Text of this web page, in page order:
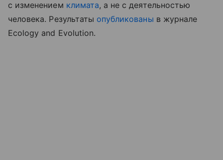
с изменением климата, а не с деятельностью
человека. Результаты опубликованы в журнале
Ecology and Evolution.